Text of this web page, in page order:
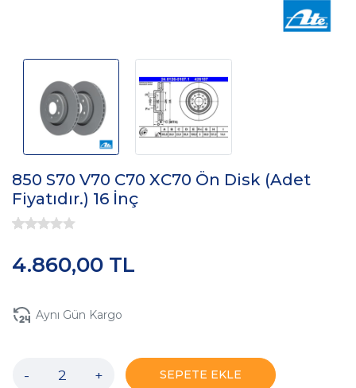
850 S70 V70 C70 XC70 Ön Disk (Adet
Fiyatıdır.) 16 İnç
4.860,00 TL
Aynı Gün Kargo
- + SEPETE EKLE